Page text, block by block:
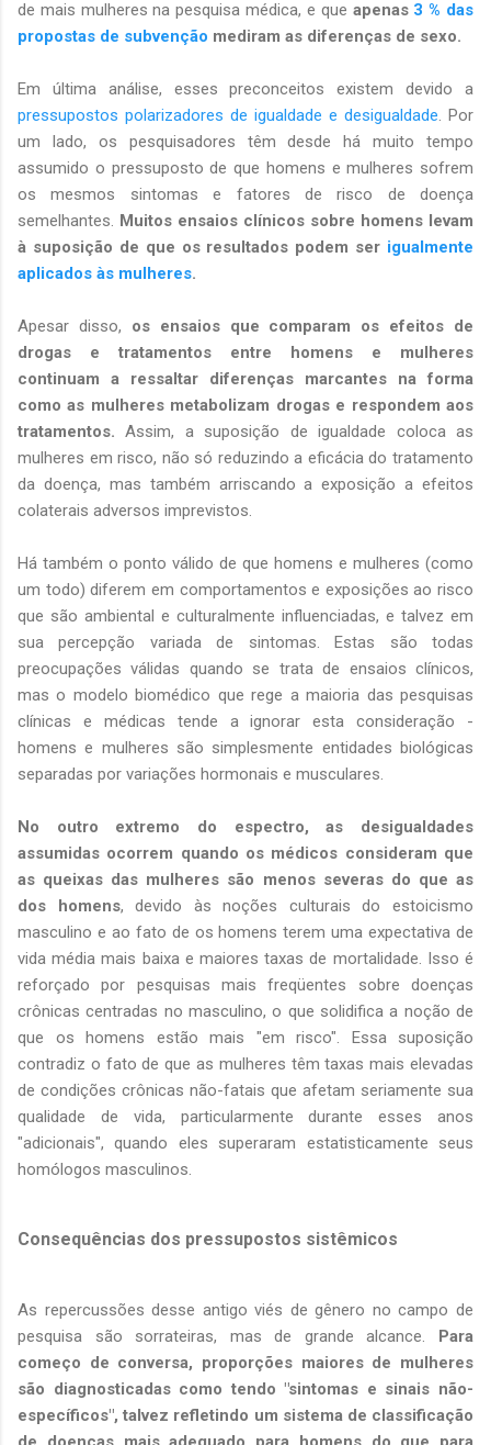
de mais mulheres na pesquisa médica, e que apenas 3 % das
propostas de subvenção mediram as diferenças de sexo.
Em última análise, esses preconceitos existem devido a
pressupostos polarizadores de igualdade e desigualdade . Por
um lado, os pesquisadores têm desde há muito tempo
assumido o pressuposto de que homens e mulheres sofrem
os mesmos sintomas e fatores de risco de doença
semelhantes. Muitos ensaios clínicos sobre homens levam
à suposição de que os resultados podem ser igualmente
aplicados às mulheres.
Apesar disso, os ensaios que comparam os efeitos de
drogas e tratamentos entre homens e mulheres
continuam a ressaltar diferenças marcantes na forma
como as mulheres metabolizam drogas e respondem aos
tratamentos. Assim, a suposição de igualdade coloca as
mulheres em risco, não só reduzindo a eficácia do tratamento
da doença, mas também arriscando a exposição a efeitos
colaterais adversos imprevistos.
Há também o ponto válido de que homens e mulheres (como
um todo) diferem em comportamentos e exposições ao risco
que são ambiental e culturalmente influenciadas, e talvez em
sua percepção variada de sintomas. Estas são todas
preocupações válidas quando se trata de ensaios clínicos,
mas o modelo biomédico que rege a maioria das pesquisas
clínicas e médicas tende a ignorar esta consideração -
homens e mulheres são simplesmente entidades biológicas
separadas por variações hormonais e musculares.
No outro extremo do espectro, as desigualdades
assumidas ocorrem quando os médicos consideram que
as queixas das mulheres são menos severas do que as
dos homens, devido às noções culturais do estoicismo
masculino e ao fato de os homens terem uma expectativa de
vida média mais baixa e maiores taxas de mortalidade. Isso é
reforçado por pesquisas mais freqüentes sobre doenças
crônicas centradas no masculino, o que solidifica a noção de
que os homens estão mais "em risco". Essa suposição
contradiz o fato de que as mulheres têm taxas mais elevadas
de condições crônicas não-fatais que afetam seriamente sua
qualidade de vida, particularmente durante esses anos
"adicionais", quando eles superaram estatisticamente seus
homólogos masculinos.
Consequências dos pressupostos sistêmicos
As repercussões desse antigo viés de gênero no campo de
pesquisa são sorrateiras, mas de grande alcance. Para
começo de conversa, proporções maiores de mulheres
são diagnosticadas como tendo "sintomas e sinais não-
específicos", talvez refletindo um sistema de classificação